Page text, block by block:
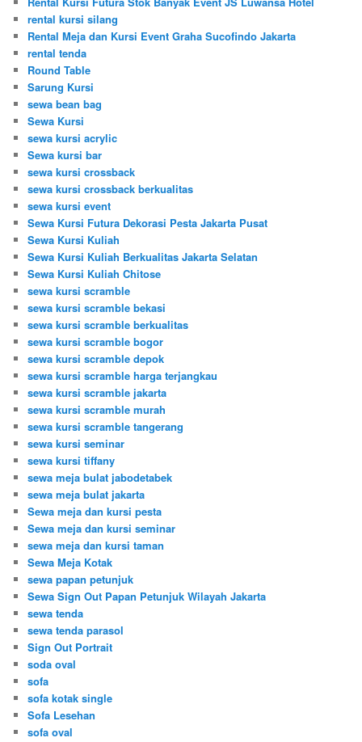
rental kursi silang
Rental Meja dan Kursi Event Graha Sucofindo Jakarta
rental tenda
Round Table
Sarung Kursi
sewa bean bag
Sewa Kursi
sewa kursi acrylic
Sewa kursi bar
sewa kursi crossback
sewa kursi crossback berkualitas
sewa kursi event
Sewa Kursi Futura Dekorasi Pesta Jakarta Pusat
Sewa Kursi Kuliah
Sewa Kursi Kuliah Berkualitas Jakarta Selatan
Sewa Kursi Kuliah Chitose
sewa kursi scramble
sewa kursi scramble bekasi
sewa kursi scramble berkualitas
sewa kursi scramble bogor
sewa kursi scramble depok
sewa kursi scramble harga terjangkau
sewa kursi scramble jakarta
sewa kursi scramble murah
sewa kursi scramble tangerang
sewa kursi seminar
sewa kursi tiffany
sewa meja bulat jabodetabek
sewa meja bulat jakarta
Sewa meja dan kursi pesta
Sewa meja dan kursi seminar
sewa meja dan kursi taman
Sewa Meja Kotak
sewa papan petunjuk
Sewa Sign Out Papan Petunjuk Wilayah Jakarta
sewa tenda
sewa tenda parasol
Sign Out Portrait
soda oval
sofa
sofa kotak single
Sofa Lesehan
sofa oval